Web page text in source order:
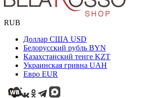
RUB
Доллар США USD
Белорусский рубль BYN
Казахстанский тенге KZT
Украинская гривна UAH
Евро EUR